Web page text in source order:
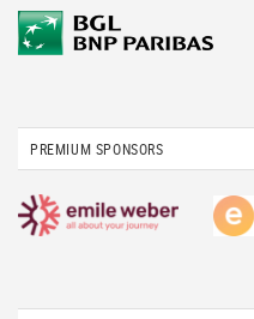
PREMIUM SPONSORS